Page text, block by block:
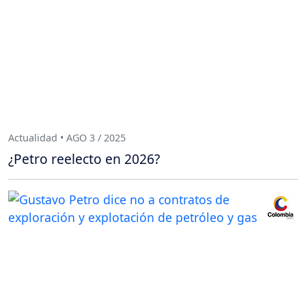
Actualidad • AGO 3 / 2025
¿Petro reelecto en 2026?